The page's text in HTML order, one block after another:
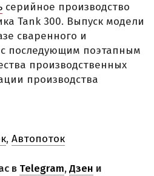
серийное производство
Tank 300. Выпуск модели
сваренного и
последующим поэтапным
производственных
производства
, Автопоток
в Telegram,Дзен и